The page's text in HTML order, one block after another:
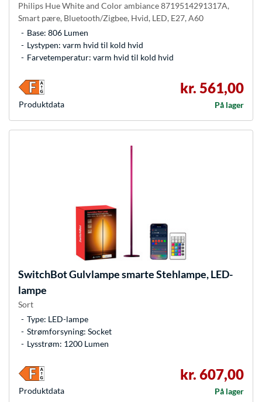
Philips Hue White and Color ambiance 8719514291317A,
Smart pære, Bluetooth/Zigbee, Hvid, LED, E27, A60
Base: 806 Lumen
Lystypen: varm hvid til kold hvid
Farvetemperatur: varm hvid til kold hvid
kr. 561,00
På lager
Produkt­data
SwitchBotGulvlampe smarte Stehlampe, LED-
lampe
Sort
Type: LED-lampe
Strømforsyning: Socket
Lysstrøm: 1200 Lumen
kr. 607,00
På lager
Produkt­data